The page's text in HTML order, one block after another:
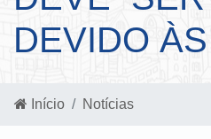
DEVIDO
Início Notícias